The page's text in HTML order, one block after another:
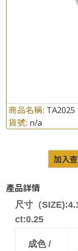
商品名稱: TA2025
貨號: n/a
加入
產品詳情
尺寸（
ct:0.25
成色 /